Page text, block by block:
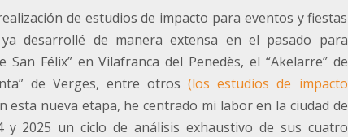
de estudios de impacto para eventos y fiestas
desarrollé de manera extensa en el pasado para
Félix” en Vilafranca del Penedès, el “Akelarre” de
de Verges, entre otros(los estudios de impacto
esta nueva etapa, he centrado mi labor en la ciudad de
y 2025 un ciclo de análisis exhaustivo de sus cuatro